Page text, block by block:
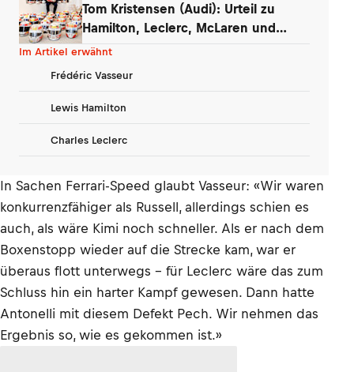
Tom Kristensen (Audi): Urteil zu
Hamilton, Leclerc, McLaren und
Verstappen
Im Artikel erwähnt
Frédéric Vasseur
Lewis Hamilton
Charles Leclerc
In Sachen Ferrari-Speed glaubt Vasseur: «Wir waren
konkurrenzfähiger als Russell, allerdings schien es
auch, als wäre Kimi noch schneller. Als er nach dem
Boxenstopp wieder auf die Strecke kam, war er
überaus flott unterwegs – für Leclerc wäre das zum
Schluss hin ein harter Kampf gewesen. Dann hatte
Antonelli mit diesem Defekt Pech. Wir nehmen das
Ergebnis so, wie es gekommen ist.»